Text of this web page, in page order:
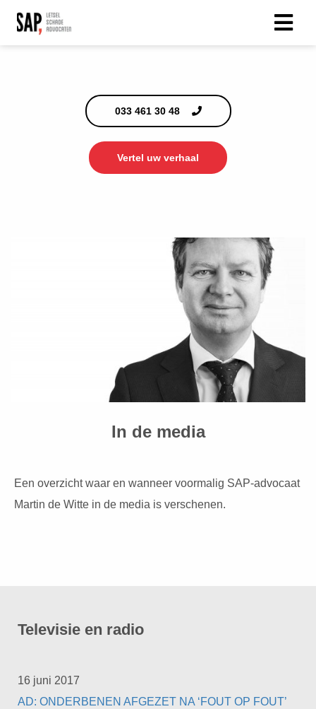
033 461 30 48
Vertel uw verhaal
In de media
Een overzicht waar en wanneer voormalig SAP-advocaat
Martin de Witte in de media is verschenen.
Televisie en radio
16 juni 2017
AD: ONDERBENEN AFGEZET NA ‘FOUT OP FOUT’